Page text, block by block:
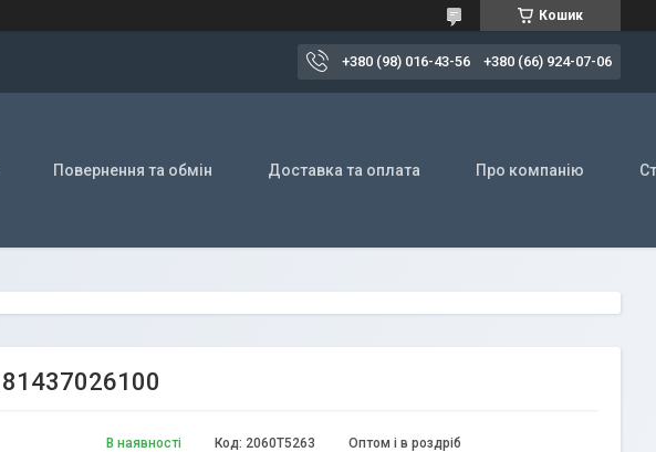
Кошик
+380 (98) 016-43-56 +380 (66) 924-07-06
Повернення та обмін Доставка та оплата Про компанію
81437026100
В наявності Оптом і в роздріб
Код: 2060T5263